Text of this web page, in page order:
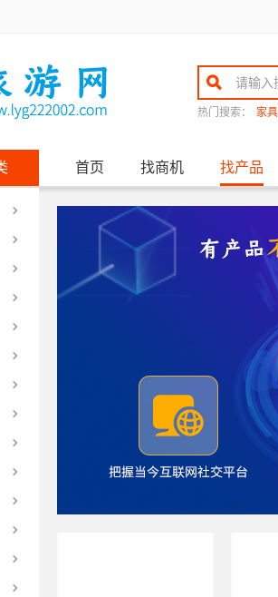
热门搜索： 家
首页 找商机 找产品